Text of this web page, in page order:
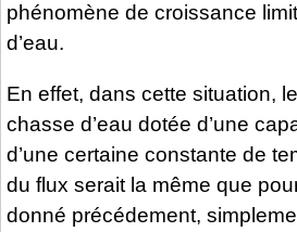
phénomène de croissance
d’eau.
En effet, dans cette situation,
chasse d’eau dotée d’une
d’une certaine constante de
du flux serait la même que
donné précédement,